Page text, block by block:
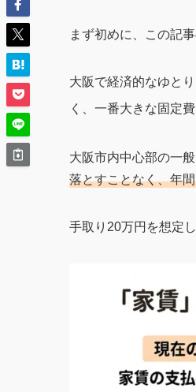
まず初めに、この記
大阪で経済的なゆと
く、一番大きな固定費
大阪市内中心部の一般
落とすことなく、年
手取り20万円を想定